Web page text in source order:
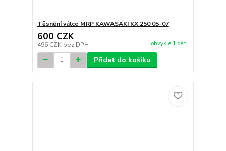
Těsnění válce MRP KAWASAKI KX 250 05-07
600 CZK
496 CZK bez DPH obvykle 1 den
Přidat do košíku